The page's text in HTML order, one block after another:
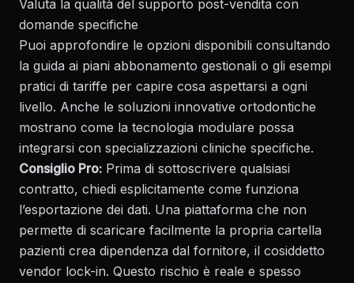
Valuta la qualità del supporto post-vendita con
domande specifiche
Puoi approfondire le opzioni disponibili consultando
la guida ai piani abbonamento gestionali o gli esempi
pratici di tariffe per capire cosa aspettarsi a ogni
livello. Anche le soluzioni innovative ortodontiche
mostrano come la tecnologia modulare possa
integrarsi con specializzazioni cliniche specifiche.
Consiglio Pro: Prima di sottoscrivere qualsiasi
contratto, chiedi esplicitamente come funziona
l’esportazione dei dati. Una piattaforma che non
permette di scaricare facilmente la propria cartella
pazienti crea dipendenza dal fornitore, il cosiddetto
vendor lock-in. Questo rischio è reale e spesso